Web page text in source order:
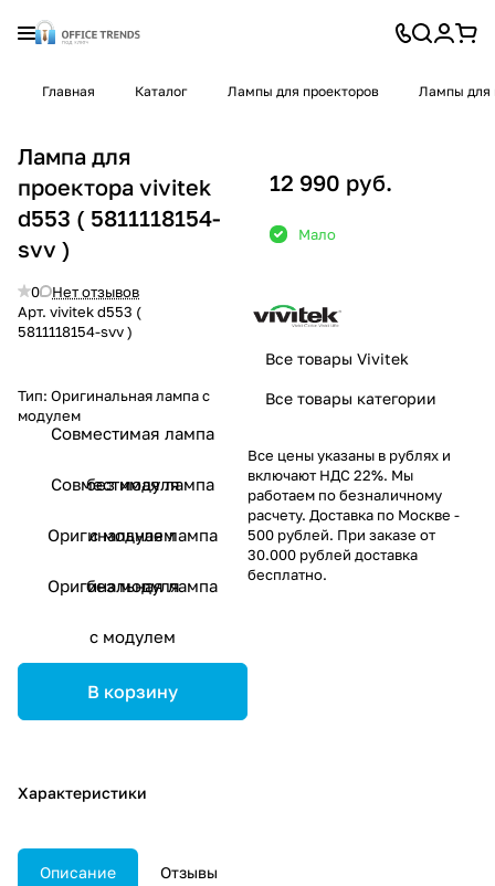
Главная Каталог Лампы для проекторов Лампы для
Лампа для
проектора vivitek
d553 ( 5811118154-
svv )
0
Нет отзывов
Арт. vivitek d553 (
5811118154-svv )
Тип: Оригинальная лампа с
модулем
Совместимая лампа
без модуля
Совместимая лампа
с модулем
Оригинальная лампа
без модуля
Оригинальная лампа
с модулем
В корзину
Характеристики
12 990 руб.
Мало
Все товары Vivitek
Все товары категории
Все цены указаны в рублях и
включают НДС 22%. Мы
работаем по безналичному
расчету. Доставка по Москве -
500 рублей. При заказе от
30.000 рублей доставка
бесплатно.
Описание Отзывы